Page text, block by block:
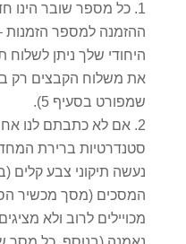
כל מספר שובר הינו
ההזמנה למספר
היחודי שלך ניתן
את משלוח הקבצים רק
שמפורט בסעיף 5).
אם לא כתבתם לנו
סטנדרטיות ברירת
נעשה תיקוני צבע קלים
המסכים (מסך מכשיר
מכויילים לרוב ולא